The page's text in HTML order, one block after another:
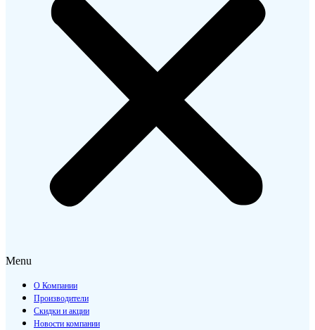
Menu
О Компании
Производители
Скидки и акции
Новости компании